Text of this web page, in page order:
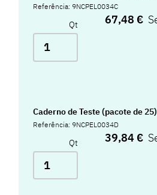
Referência: 9NCPEL0034C
Qt 67,48 €
Caderno de Teste (pacote de 25)
Referência: 9NCPEL0034D
Qt 39,84 €